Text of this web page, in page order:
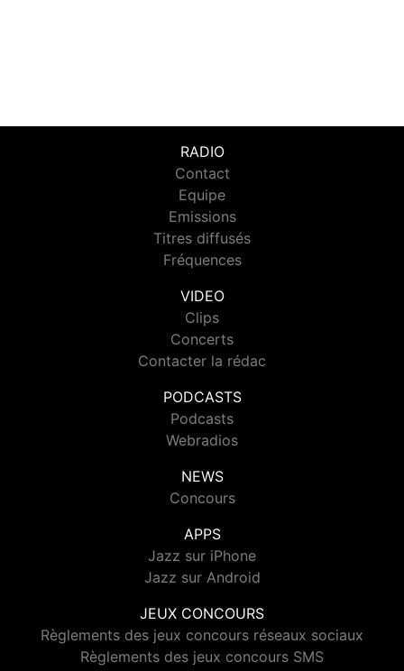
RADIO
Contact
Equipe
Emissions
Titres diffusés
Fréquences
VIDEO
Clips
Concerts
Contacter la rédac
PODCASTS
Podcasts
Webradios
NEWS
Concours
APPS
Jazz sur iPhone
Jazz sur Android
JEUX CONCOURS
Règlements des jeux concours réseaux sociaux
Règlements des jeux concours SMS